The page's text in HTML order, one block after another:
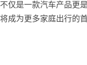
不仅是一款汽车产品更
将成为更多家庭出行的